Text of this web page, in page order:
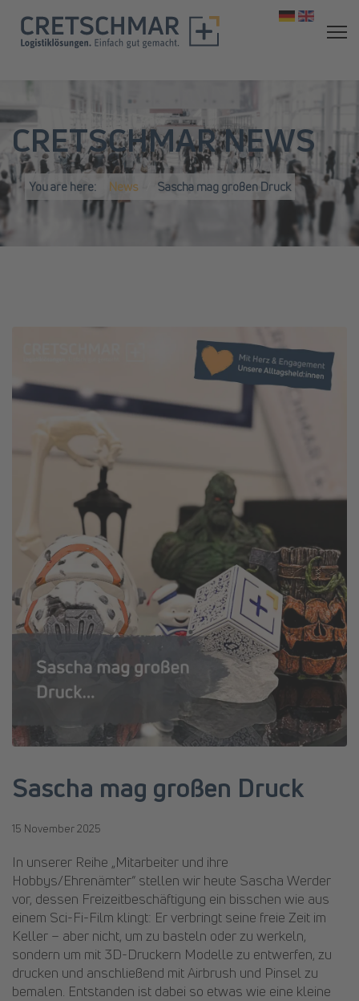
CRETSCHMAR NEWS
You are here: News Sascha mag großen Druck
Sascha mag großen Druck
15 November 2025
In unserer Reihe „Mitarbeiter und ihre
Hobbys/Ehrenämter“ stellen wir heute Sascha Werder
vor, dessen Freizeitbeschäftigung ein bisschen wie aus
einem Sci-Fi-Film klingt: Er verbringt seine freie Zeit im
Keller – aber nicht, um zu basteln oder zu werkeln,
sondern um mit 3D-Druckern Modelle zu entwerfen, zu
drucken und anschließend mit Airbrush und Pinsel zu
bemalen. Entstanden ist dabei so etwas wie eine kleine
Select your